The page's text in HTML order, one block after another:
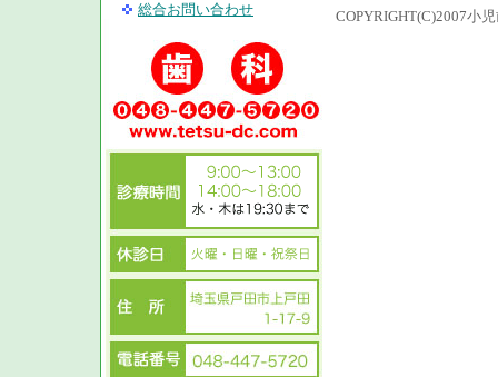
総合お問い合わせ
COPYRIGHT(C)2007小